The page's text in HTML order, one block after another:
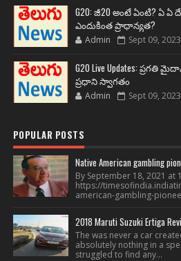
G20: జీ20 అంటే ఏంటి? ఏ ఏ
ఎందుకింత ప్రాధాన్యత?
Admin Sept 09, 2023
G20 Live Updates:
ప్రధాని స్వాగతం
Admin Sept 09, 2023
POPULAR POSTS
Native American gambling
By September 18, 2021 at
https://
american-gambling-
2018 Maruti Suzuki Ertiga
The was never a car
absolutely nothing in a
struggled to find any...